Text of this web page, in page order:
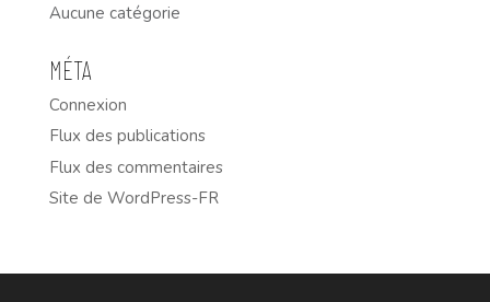
Aucune catégorie
MÉTA
Connexion
Flux des publications
Flux des commentaires
Site de WordPress-FR